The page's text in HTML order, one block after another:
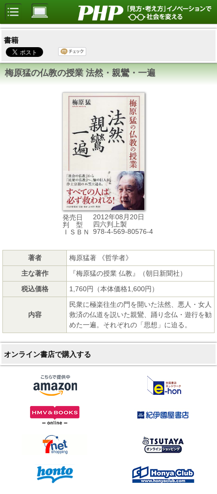
書籍
梅原猛の仏教の授業 法然・親鸞・一遍
発売日
2012年08月20日
判 型
四六判上製
ＩＳＢＮ
978-4-569-80576-4
著者
梅原猛著 《哲学者》
主な著作
『梅原猛の授業 仏教』（朝日新聞社）
税込価格
1,760円（本体価格1,600円）
内容
民衆に極楽往生の門を開いた法然、悪人・女人
救済の仏道を説いた親鸞、踊り念仏・遊行を勧
めた一遍。それぞれの「思想」に迫る。
オンライン書店で購入する